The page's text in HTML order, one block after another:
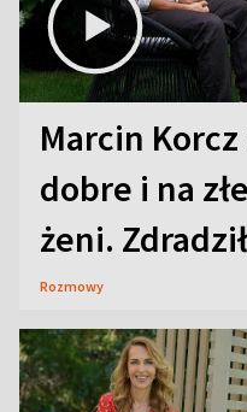
Marcin
dobre i na
żeni.
Rozmowy